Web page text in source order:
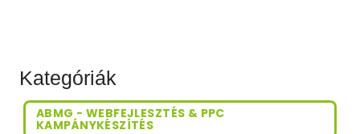
Kategóriák
ABMG - WEBFEJLESZTÉS & PPC
KAMPÁNYKÉSZÍTÉS